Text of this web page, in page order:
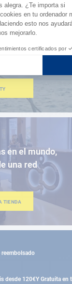
de ventajas
en el mundo,
una red
TIENDA
desde 120€Y Gratuita en